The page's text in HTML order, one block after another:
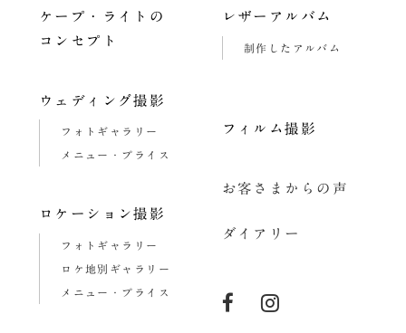
ケープ・ライトの
コンセプト
ウェディング撮影
フォトギャラリー
メニュー・プライス
ロケーション撮影
フォトギャラリー
ロケ地別ギャラリー
メニュー・プライス
レザーアルバム
制作したアルバム
フィルム撮影
お客さまからの声
ダイアリー